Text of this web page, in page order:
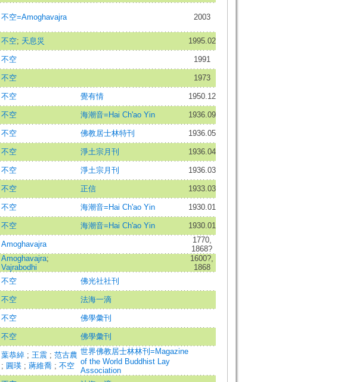
不空=Amoghavajra 2003
不空; 天息災 1995.02
不空 1991
不空 1973
不空 覺有情 1950.12
不空 海潮音=Hai Ch'ao Yin 1936.09
不空 佛教居士林特刊 1936.05
不空 淨土宗月刊 1936.04
不空 淨土宗月刊 1936.03
不空 正信 1933.03
不空 海潮音=Hai Ch'ao Yin 1930.01
不空 海潮音=Hai Ch'ao Yin 1930.01
Amoghavajra
1770,
1868?
Amoghavajra;
Vajrabodhi
1600?,
1868
不空 佛光社社刊
不空 法海一滴
不空 佛學彙刊
不空 佛學彙刊
葉恭綽 ; 王震 ; 范古農
; 圓瑛 ; 蔣維喬 ; 不空
世界佛教居士林林刊=Magazine
of the World Buddhist Lay
Association